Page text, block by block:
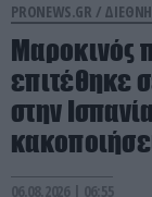
PRONEWS.GR /
Μαροκινός
επιτέθηκε
στην
06.08.2026 | 06:55